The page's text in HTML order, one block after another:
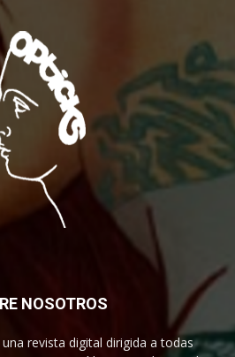
NOSOTROS
revista digital dirigida a todas